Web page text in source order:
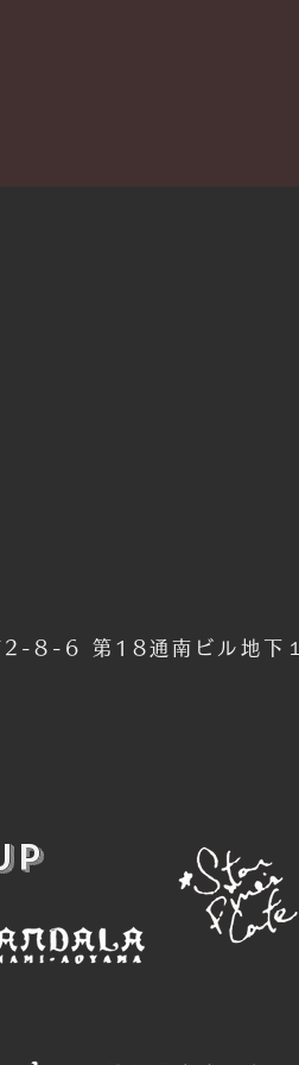
8-6 第18通南ビル地下